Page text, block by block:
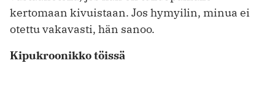
kertomaan kivuistaan. Jos hymyilin, minua ei
otettu vakavasti, hän sanoo.
Kipukroonikko töissä